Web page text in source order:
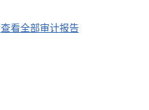
查看全部审计报告